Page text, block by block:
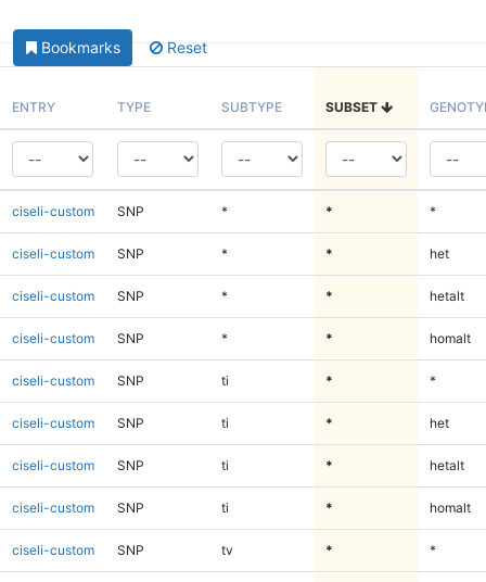
Bookmarks Reset
ENTRY TYPE SUBTYPE SUBSET
ciseli-custom SNP * * *
ciseli-custom SNP * * het
ciseli-custom SNP * * hetalt
ciseli-custom SNP * * homalt
ciseli-custom SNP ti * *
ciseli-custom SNP ti * het
ciseli-custom SNP ti * hetalt
ciseli-custom SNP ti * homalt
ciseli-custom SNP tv * *